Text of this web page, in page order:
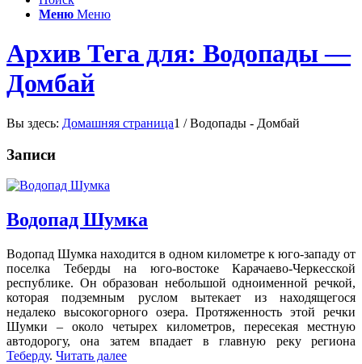
Меню Меню
Архив Тега для: Водопады —
Домбай
Вы здесь: Домашняя страница1 / Водопады - Домбай
Записи
Водопад Шумка
Водопад Шумка находится в одном километре к юго-западу от
поселка Теберды на юго-востоке Карачаево-Черкесской
республике. Он образован небольшой одноименной речкой,
которая подземным руслом вытекает из находящегося
недалеко высокогорного озера. Протяженность этой речки
Шумки – около четырех километров, пересекая местную
автодорогу, она затем впадает в главную реку региона
Теберду. Читать далее